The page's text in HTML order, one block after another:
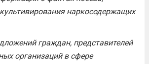
наркосодержащих
граждан, представителей
организаций в сфере